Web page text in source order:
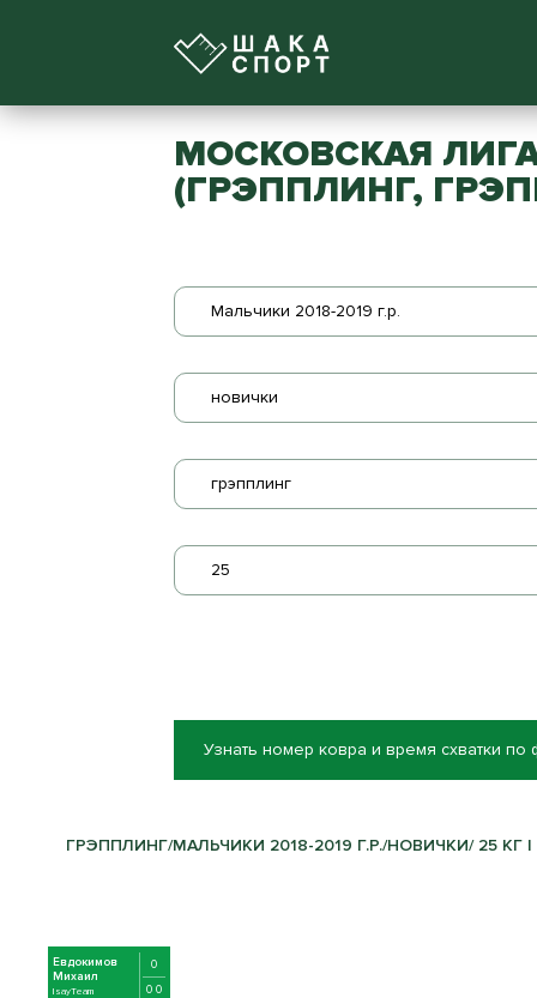
МОСКОВСКАЯ
(ГРЭППЛИНГ,
Мальчики 2018-2019 г.р.
новички
грэпплинг
25
Узнать номер ковра и время схватки по
ГРЭППЛИНГ/МАЛЬЧИКИ 2018-2019 Г.Р./НОВИЧКИ/ 25 КГ |
Евдокимов
Михаил
IsayTeam
0
0 0